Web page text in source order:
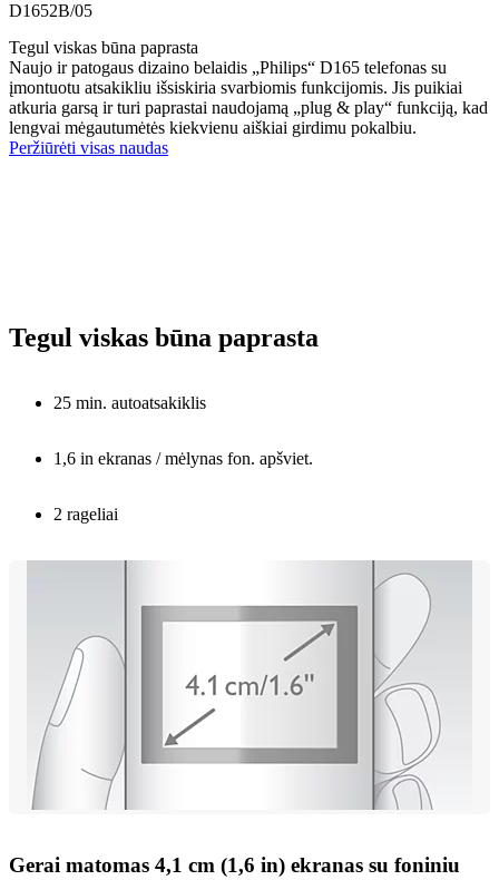
D1652B/05
Tegul viskas būna paprasta
Naujo ir patogaus dizaino belaidis „Philips“ D165 telefonas su
įmontuotu atsakikliu išsiskiria svarbiomis funkcijomis. Jis puikiai
atkuria garsą ir turi paprastai naudojamą „plug & play“ funkciją, kad
lengvai mėgautumėtės kiekvienu aiškiai girdimu pokalbiu.
Peržiūrėti visas naudas
Tegul viskas būna paprasta
25 min. autoatsakiklis
1,6 in ekranas / mėlynas fon. apšviet.
2 rageliai
Gerai matomas 4,1 cm (1,6 in) ekranas su foniniu